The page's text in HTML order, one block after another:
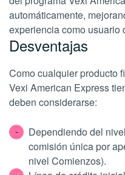
automáticamente,
experiencia como usuario
Desventajas
Como cualquier producto
Vexi American Express
deben considerarse:
Dependiendo del
comisión única por
nivel Comienzos).